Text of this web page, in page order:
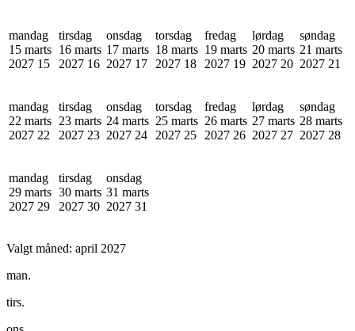
mandag
15 marts
2027 15
tirsdag
16 marts
2027 16
onsdag
17 marts
2027 17
torsdag
18 marts
2027 18
fredag
19 marts
2027 19
lørdag
20 marts
2027 20
søndag
21 marts
2027 21
mandag
22 marts
2027 22
tirsdag
23 marts
2027 23
onsdag
24 marts
2027 24
torsdag
25 marts
2027 25
fredag
26 marts
2027 26
lørdag
27 marts
2027 27
søndag
28 marts
2027 28
mandag
29 marts
2027 29
tirsdag
30 marts
2027 30
onsdag
31 marts
2027 31
Valgt måned: april 2027
man.
tirs.